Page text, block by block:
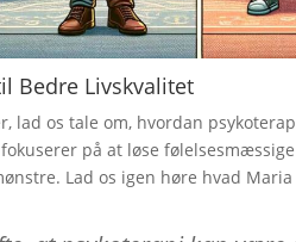
Bedre Livskvalitet
lad os tale om, hvordan
på at løse
Lad os igen høre hvad Maria